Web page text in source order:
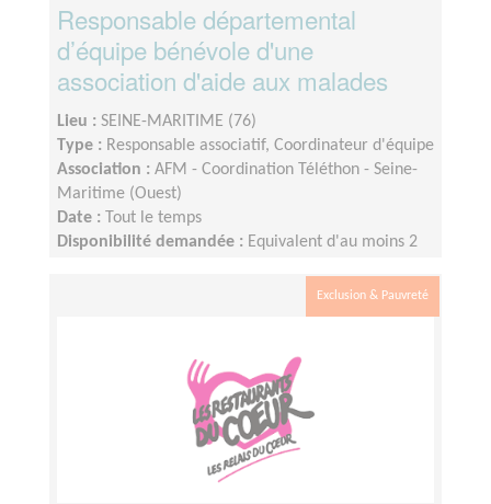
Responsable départemental
d’équipe bénévole d'une
association d'aide aux malades
Lieu : SEINE-MARITIME (76)
Type : Responsable associatif, Coordinateur d'équipe
Association : AFM - Coordination Téléthon - Seine-
Maritime (Ouest)
Date :
Tout le temps
Disponibilité demandée : Equivalent d'au moins 2
Exclusion & Pauvreté